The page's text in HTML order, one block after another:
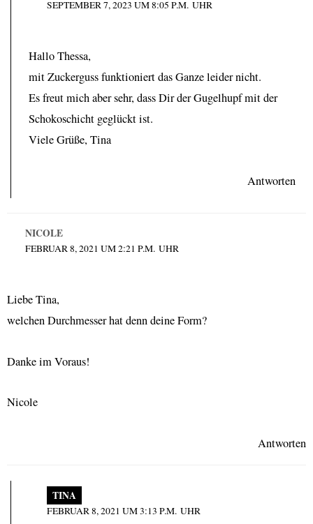
SEPTEMBER 7, 2023 UM 8:05 P.M. UHR
Hallo Thessa,
mit Zuckerguss funktioniert das Ganze leider nicht.
Es freut mich aber sehr, dass Dir der Gugelhupf mit der
Schokoschicht geglückt ist.
Viele Grüße, Tina
Antworten
NICOLE
FEBRUAR 8, 2021 UM 2:21 P.M. UHR
Liebe Tina,
welchen Durchmesser hat denn deine Form?
Danke im Voraus!
Nicole
Antworten
TINA
FEBRUAR 8, 2021 UM 3:13 P.M. UHR